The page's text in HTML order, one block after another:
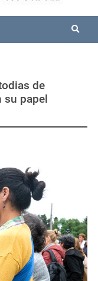
de
su papel